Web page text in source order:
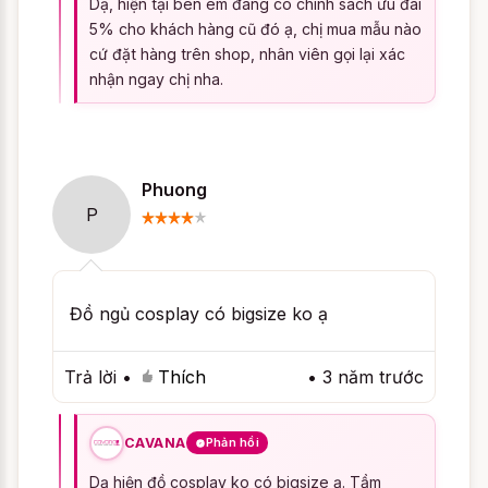
vừa hư hỏng, cũng đủ khiến chàng chết
mê, hâm nóng lại tình yêu đôi lứa.
Và đêm nay hãy để chàng ngắm nhìn nàng
đen Bunny
Giúp nàng giữ
gợi cảmđẹp bền lâu
Cosplay Sexy thỏ đen Bunnytrong nhiều
sản phẩm đúng cách nhé!
đồ Cosplay Sexy thỏ đen Bunny
5% cho khách hàng cũ đó ạ, chị mua mẫu nào
cứ đặt hàng trên shop, nhân viên gọi lại xác
nhận ngay chị nha.
P
Phuong
Đồ ngủ cosplay có bigsize ko ạ
Trả lời • Thích • 3 năm trước
CAVANA Phản hồi
Dạ hiện đồ cosplay ko có bigsize ạ. Tầm